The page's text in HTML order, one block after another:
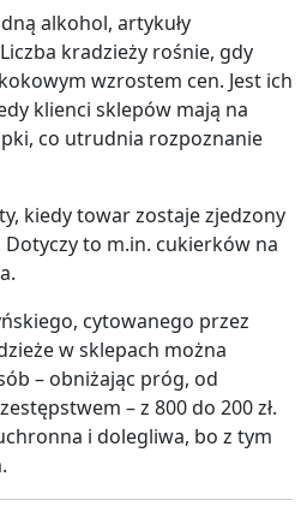
alkohol, artykuły
kradzieży rośnie, gdy
wzrostem cen. Jest ich
klienci sklepów mają na
co utrudnia rozpoznanie
kiedy towar zostaje zjedzony
to m.in. cukierków na
cytowanego przez
w sklepach można
– obniżając próg, od
– z 800 do 200 zł.
i dolegliwa, bo z tym